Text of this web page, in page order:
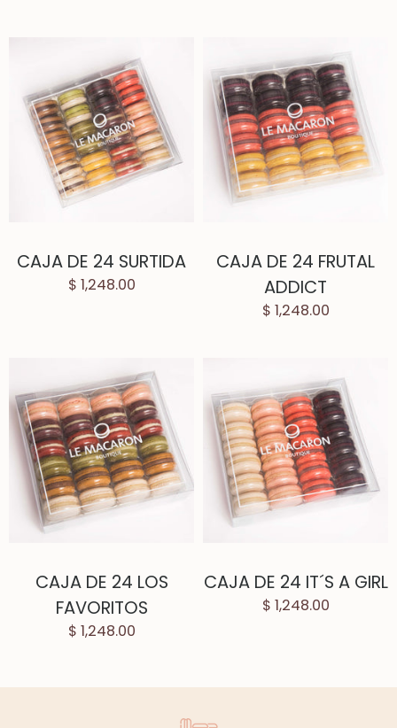
CAJA DE 24 SURTIDA
$ 1,248.00
CAJA DE 24 FRUTAL
ADDICT
$ 1,248.00
CAJA DE 24 LOS
FAVORITOS
$ 1,248.00
CAJA DE 24 IT´S A GIRL
$ 1,248.00